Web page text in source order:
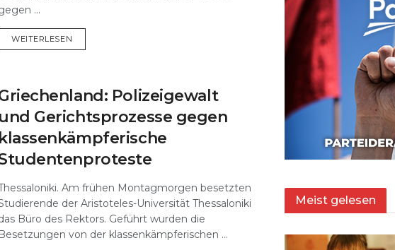
...
WEITERLESEN
Polizeigewalt
und Gerichtsprozesse gegen
klassenkämpferische
Am frühen Montagmorgen besetzten
der Aristoteles-Universität Thessaloniki
Büro des Rektors. Geführt wurden die
Besetzungen von der klassenkämpferischen ...
Meist gelesen